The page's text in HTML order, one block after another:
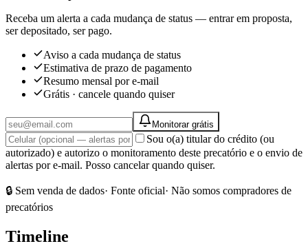
Receba um alerta a cada mudança de status — entrar em proposta,
ser depositado, ser pago.
Aviso a cada mudança de status
Estimativa de prazo de pagamento
Resumo mensal por e-mail
Grátis · cancele quando quiser
Monitorar grátis
Sou o(a) titular do crédito (ou
autorizado) e autorizo o monitoramento deste precatório e o envio de
alertas por e-mail. Posso cancelar quando quiser.
🔒 Sem venda de dados· Fonte oficial· Não somos compradores de
precatórios
Timeline